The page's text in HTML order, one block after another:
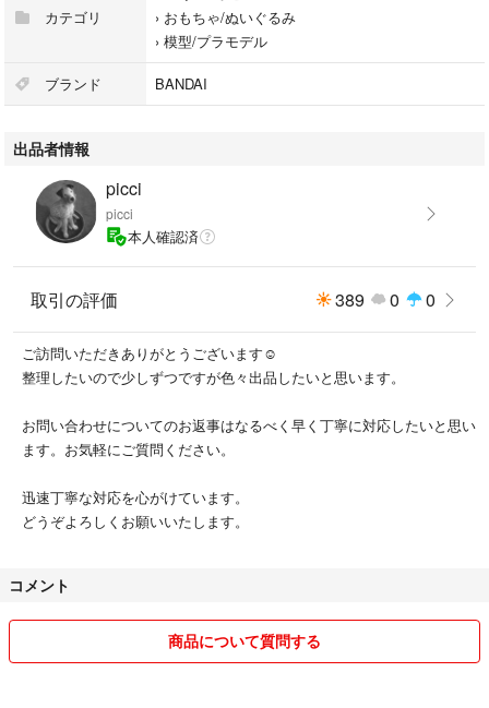
#ガンプラ
#まとめ売り
カテゴリ
› おもちゃ/ぬいぐるみ
› 模型/プラモデル
ブランド BANDAI
出品者情報
picci
picci
本人確認済
取引の評価 389 0 0
ご訪問いただきありがとうございます☺︎
整理したいので少しずつですが色々出品したいと思います。
お問い合わせについてのお返事はなるべく早く丁寧に対応したいと思い
ます。お気軽にご質問ください。
迅速丁寧な対応を心がけています。
どうぞよろしくお願いいたします。
コメント
商品について質問する